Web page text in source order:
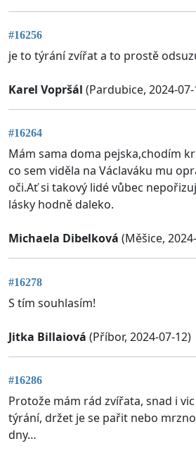
#16256
je to týrání zvířat a to prostě
Karel Vopršál (Pardubice, 2024-
#16264
Mám sama doma pejska,chodím
co sem viděla na Václaváku mu
oči.Ať si takový lidé vůbec
lásky hodně daleko.
Michaela Dibelková (Měšice,
#16278
S tím souhlasím!
Jitka Billaiová (Příbor, 2024-07-12)
#16286
Protože mám rád zvířata, snad i
týrání, držet je se pařit nebo
dny…